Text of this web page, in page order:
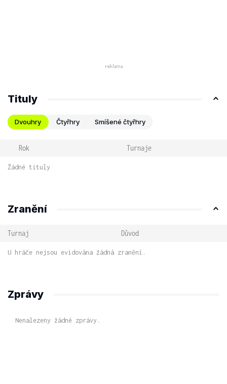
Tituly
Dvouhry Čtyřhry Smíšené čtyřhry
Rok Turnaje
Žádné tituly
Zranění
Turnaj Důvod
U hráče nejsou evidována žádná zranění.
Zprávy
Nenalezeny žádné zprávy.